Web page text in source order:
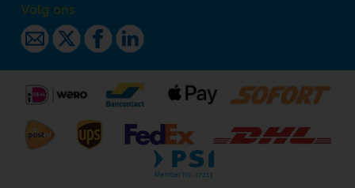
Volg ons